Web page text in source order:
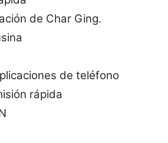
de Char Ging.
de teléfono
rápida